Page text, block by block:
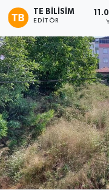
TE BILISIM
EDITÖR